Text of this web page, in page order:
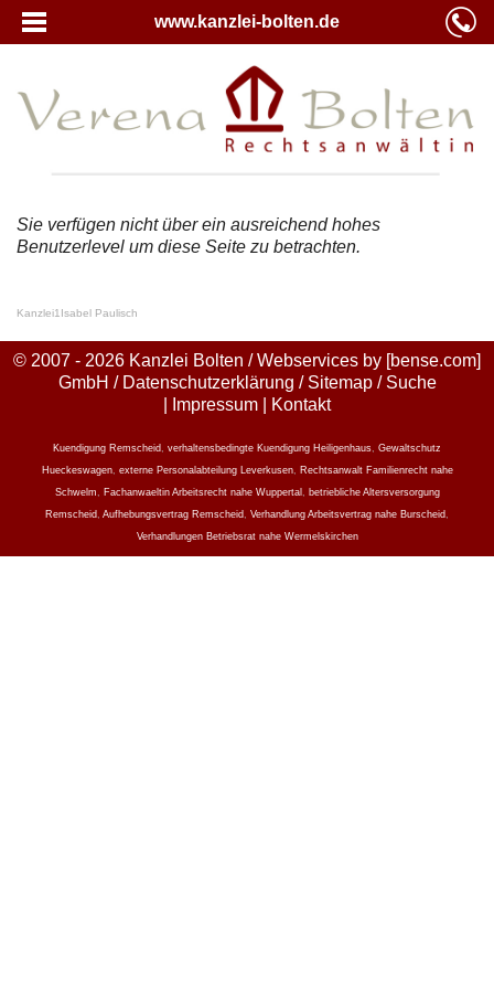
www.kanzlei-bolten.de
Sie verfügen nicht über ein ausreichend hohes
Benutzerlevel um diese Seite zu betrachten.
Kanzlei1 Isabel Paulisch
© 2007 - 2026 Kanzlei Bolten / Webservices by [bense.com]
GmbH / Datenschutzerklärung / Sitemap/ Suche
Impressum Kontakt
Kuendigung Remscheid verhaltensbedingte Kuendigung Heiligenhaus Gewaltschutz
Hueckeswagen, externe Personalabteilung Leverkusen,
Rechtsanwalt Familienrecht nahe
Schwelm
Fachanwaeltin Arbeitsrecht nahe Wuppertal
betriebliche Altersversorgung
Remscheid Aufhebungsvertrag Remscheid Verhandlung Arbeitsvertrag nahe Burscheid
Verhandlungen Betriebsrat nahe Wermelskirchen